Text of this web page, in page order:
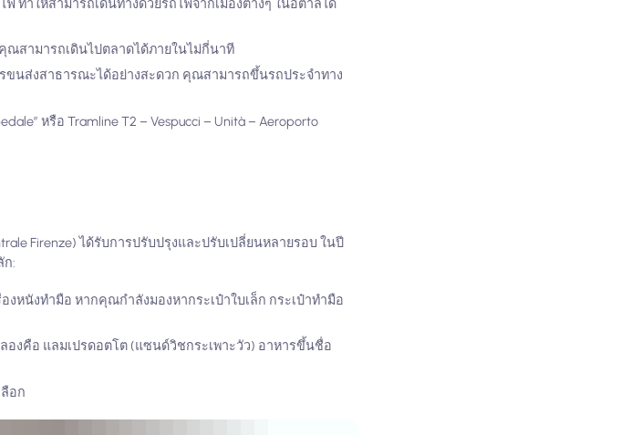
ณสามารถเดินไปตลาดได้ภายในไม่กี่นาที
ขนส่งสาธารณะได้อย่างสะดวก คุณสามารถขึ้นรถประจำทาง
หรือ Tramline T2 – Vespucci – Unità – Aeroporto
Firenze) ได้รับการปรับปรุงและปรับเปลี่ยนหลายรอบ ในปี
ก:
หนังทำมือ หากคุณกำลังมองหากระเป๋าใบเล็ก กระเป๋าทำมือ
งคือ แลมเปรดอตโต (แซนด์วิชกระเพาะวัว) อาหารขึ้นชื่อ
อก